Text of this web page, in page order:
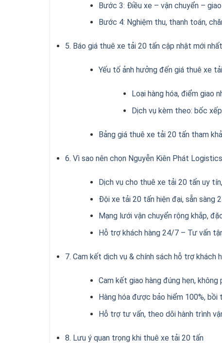
Bước 3: Điều xe – vận chuyển –
Bước 4: Nghiệm thu, thanh toán,
5. Báo giá thuê xe tải 20 tấn cập nhật mới nhất
Yếu tố ảnh hưởng đến giá thuê xe
Loại hàng hóa, điểm giao
Dịch vụ kèm theo: bốc
Bảng giá thuê xe tải 20 tấn tham
6. Vì sao nên chọn Nguyễn Kiên Phát
Dịch vụ cho thuê xe tải 20 tấn uy
Đội xe tải 20 tấn hiện đại, sẵn sàng
Mạng lưới vận chuyển rộng khắp,
Hỗ trợ khách hàng 24/7 – Tư vấn
7. Cam kết dịch vụ & chính sách hỗ trợ khách
Cam kết giao hàng đúng hẹn, không
Hàng hóa được bảo hiểm 100%, bồi
Hỗ trợ tư vấn, theo dõi hành trình
8. Lưu ý quan trọng khi thuê xe tải 20 tấn